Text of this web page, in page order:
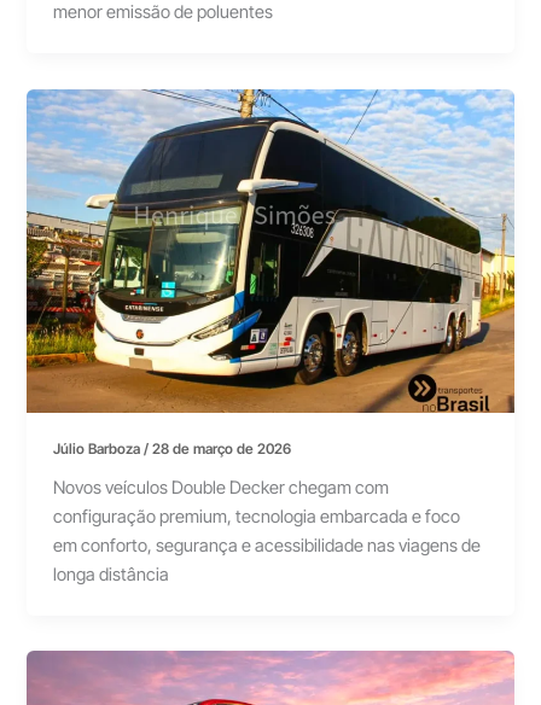
menor emissão de poluentes
Júlio Barboza/28 de março de 2026
Novos veículos Double Decker chegam com
configuração premium, tecnologia embarcada e foco
em conforto, segurança e acessibilidade nas viagens de
longa distância